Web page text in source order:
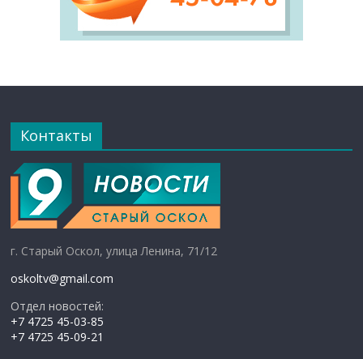
Контакты
г. Старый Оскол, улица Ленина, 71/12
oskoltv@gmail.com
Отдел новостей:
+7 4725 45-03-85
+7 4725 45-09-21